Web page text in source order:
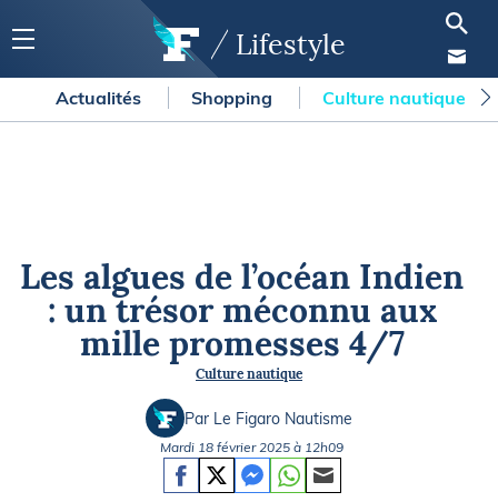
Lifestyle
Actualités Shopping Culture nautique
Les algues de l’océan Indien
: un trésor méconnu aux
mille promesses 4/7
Culture nautique
Par Le Figaro Nautisme
Mardi 18 février 2025 à 12h09